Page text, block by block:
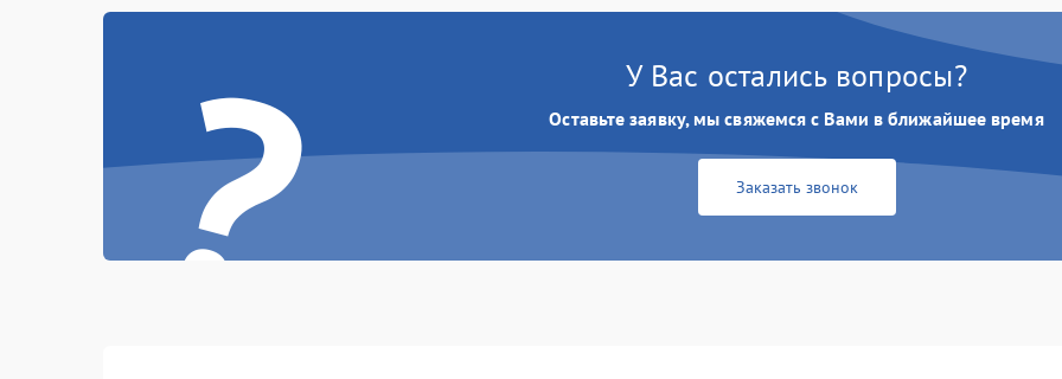
Проблемы с механикой
Режим работы
Программные сбои
? У Вас остались вопросы?
Оставьте заявку, мы свяжемся с Вами в ближайшее время
Заказать звонок